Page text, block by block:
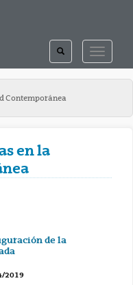
TOGGLE
TOGGLE
SEARCH
Contemporánea
en la
de la
2019